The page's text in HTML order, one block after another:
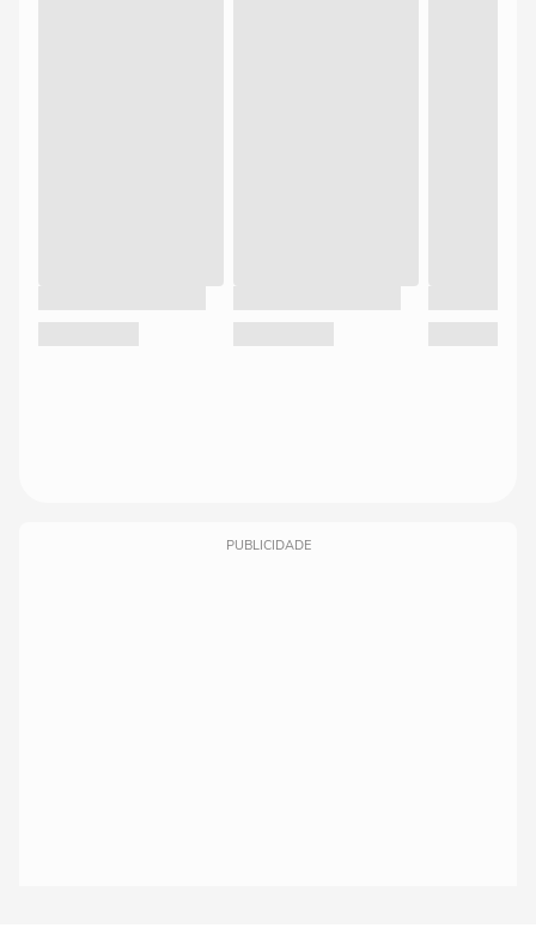
PUBLICIDADE